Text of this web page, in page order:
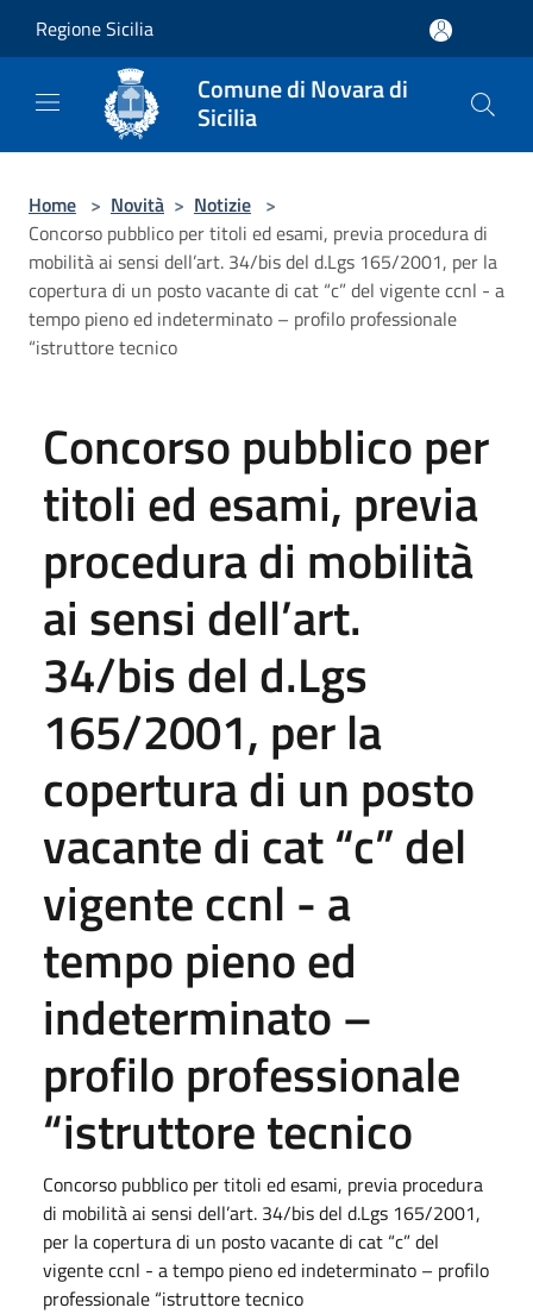
Regione Sicilia
Comune di Novara di
Sicilia
Home > Novità > Notizie >
Concorso pubblico per titoli ed esami, previa procedura di
mobilità ai sensi dell’art. 34/bis del d.Lgs 165/2001, per la
copertura di un posto vacante di cat “c” del vigente ccnl - a
tempo pieno ed indeterminato – profilo professionale
“istruttore tecnico
Concorso pubblico per
titoli ed esami, previa
procedura di mobilità
ai sensi dell’art.
34/bis del d.Lgs
165/2001, per la
copertura di un posto
vacante di cat “c” del
vigente ccnl - a
tempo pieno ed
indeterminato –
profilo professionale
“istruttore tecnico
Concorso pubblico per titoli ed esami, previa procedura
di mobilità ai sensi dell’art. 34/bis del d.Lgs 165/2001,
per la copertura di un posto vacante di cat “c” del
vigente ccnl - a tempo pieno ed indeterminato – profilo
professionale “istruttore tecnico